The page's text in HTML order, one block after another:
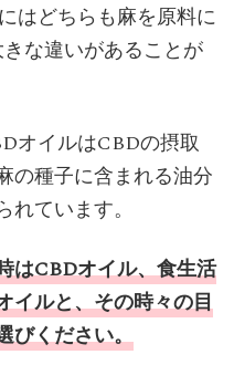
はどちらも麻を原料に
な違いがあることが
オイルはCBDの摂取
の種子に含まれる油分
ています。
はCBDオイル、食生活
イルと、その時々の目
びください。